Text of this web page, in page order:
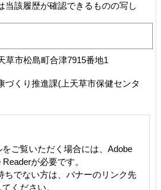
当該履歴が確認できるものの写し
市松島町合津7915番地1
づくり推進課(上天草市保健センタ
ご覧いただく場合には、Adobe
が必要です。
ちでない方は、バナーのリンク先
ください。